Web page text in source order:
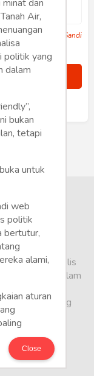
Lupa Sandi
dan
Air,
politik yang
dalam
bukan
tetapi
untuk
web
politik
bertutur,
alami,
aturan
kartu
foto
Close
bagi penulis
opini dalam
sudut pandang